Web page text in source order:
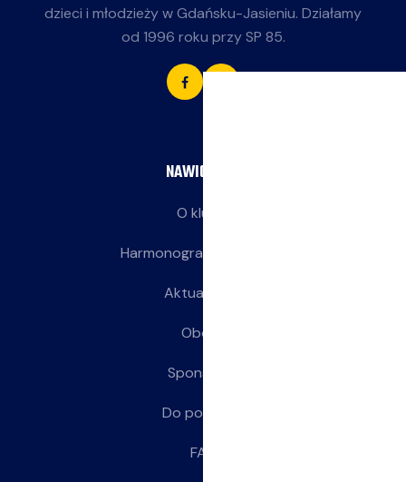
dzieci i młodzieży w Gdańsku-Jasieniu. Działamy
od 1996 roku przy SP 85.
NAWIGACJA
O klubie
Harmonogram treningów
Aktualności
Obozy
Sponsorzy
Do pobrania
FAQ